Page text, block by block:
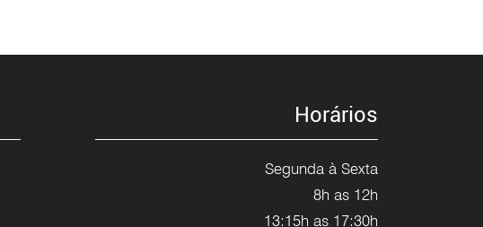
Horários
Segunda à Sexta
8h as 12h
13:15h as 17:30h